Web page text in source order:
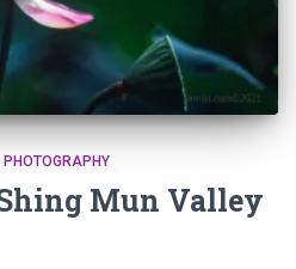
PHOTOGRAPHY
Shing Mun Valley